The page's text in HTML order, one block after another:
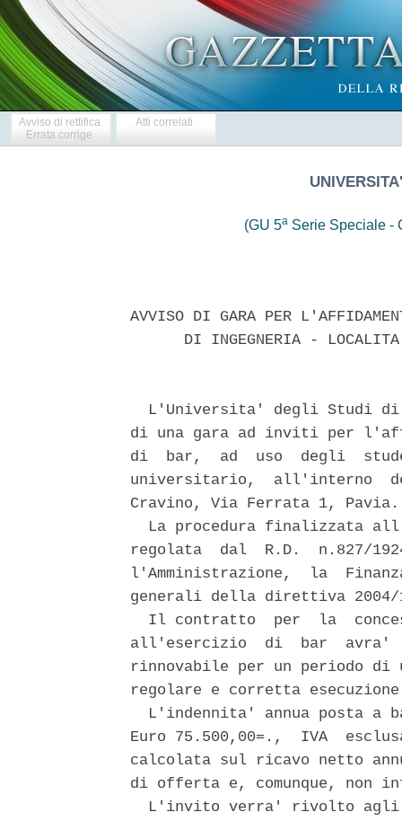
Avviso di rettifica
Errata corrige
Atti correlati
(GU 5a Serie Speciale -
AVVISO DI GARA PER
DI INGEGNERIA -
L'Universita' degli Studi
di una gara ad inviti per
di  bar,  ad  uso  degli
universitario,  all'interno
Cravino, Via Ferrata 1,
La procedura finalizzata
regolata  dal  R.D.  n.827/
l'Amministrazione,  la
generali della direttiva
Il contratto  per  la
all'esercizio  di  bar  avra'
rinnovabile per un periodo
regolare e corretta
L'indennita' annua posta a
Euro 75.500,00=.,  IVA
calcolata sul ricavo netto
di offerta e, comunque, non
L'invito verra' rivolto